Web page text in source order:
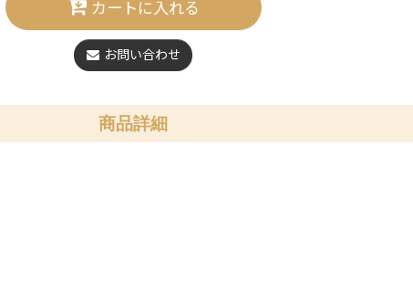
カートに入れる
お問い合わせ
商品詳細